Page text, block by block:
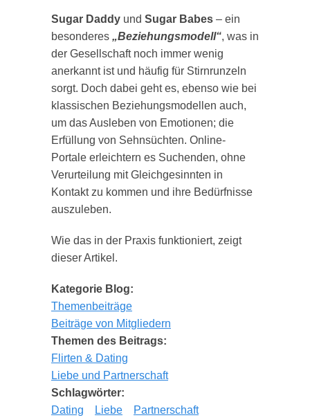
Sugar Daddy und Sugar Babes – ein
besonderes „Beziehungsmodell“, was in
der Gesellschaft noch immer wenig
anerkannt ist und häufig für Stirnrunzeln
sorgt. Doch dabei geht es, ebenso wie bei
klassischen Beziehungsmodellen auch,
um das Ausleben von Emotionen; die
Erfüllung von Sehnsüchten. Online-
Portale erleichtern es Suchenden, ohne
Verurteilung mit Gleichgesinnten in
Kontakt zu kommen und ihre Bedürfnisse
auszuleben.
Wie das in der Praxis funktioniert, zeigt
dieser Artikel.
Kategorie Blog:
Themenbeiträge
Beiträge von Mitgliedern
Themen des Beitrags:
Flirten & Dating
Liebe und Partnerschaft
Schlagwörter:
Dating
Liebe
Partnerschaft